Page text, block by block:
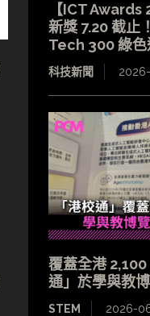
【ICT Awards
新獎 7.20 截止
Tech 300 綠色
科技新聞
覆蓋全港
通」於學與教
STEM 2026-